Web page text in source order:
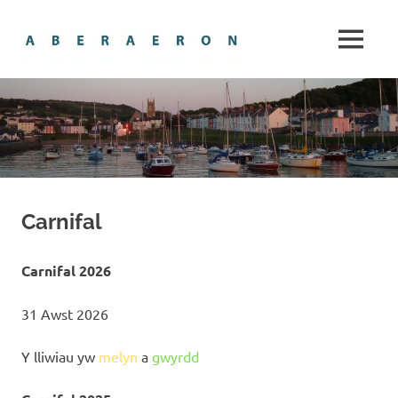
of
Cardigan
Bay
MENU
Carnifal
Carnifal 2026
31 Awst 2026
Y lliwiau yw melyn a gwyrdd